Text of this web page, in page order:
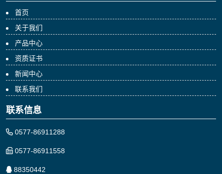
首页
关于我们
产品中心
资质证书
新闻中心
联系我们
联系信息
0577-86911288
0577-86911558
88350442